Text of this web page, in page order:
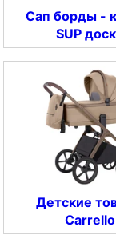
Сап борды -
SUP
Детские
Carrello